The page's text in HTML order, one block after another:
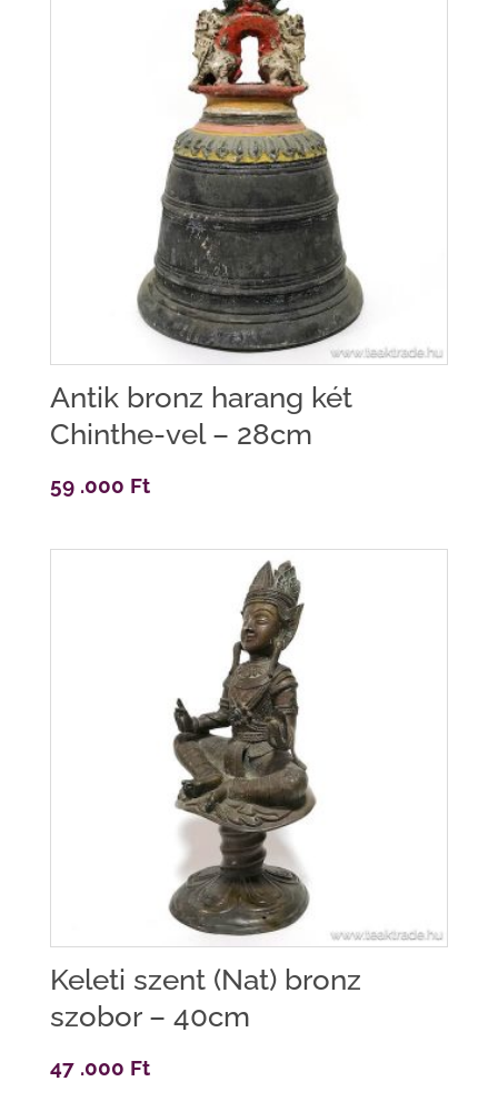
Antik bronz harang két
Chinthe-vel – 28cm
59 .000 Ft
Keleti szent (Nat) bronz
szobor – 40cm
47 .000 Ft